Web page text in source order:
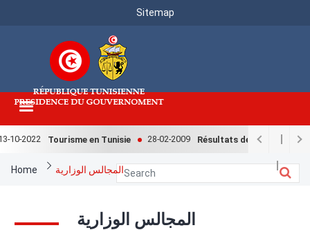
Menu
Sitemap
10-2022 Tourisme en Tunisie 28-02-2009 Résultats de l'enquête
Breadcrumb
Home المجالس الوزارية
المجالس الوزارية